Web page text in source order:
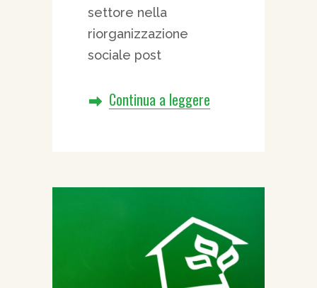
settore nella
riorganizzazione
sociale post
Continua a leggere